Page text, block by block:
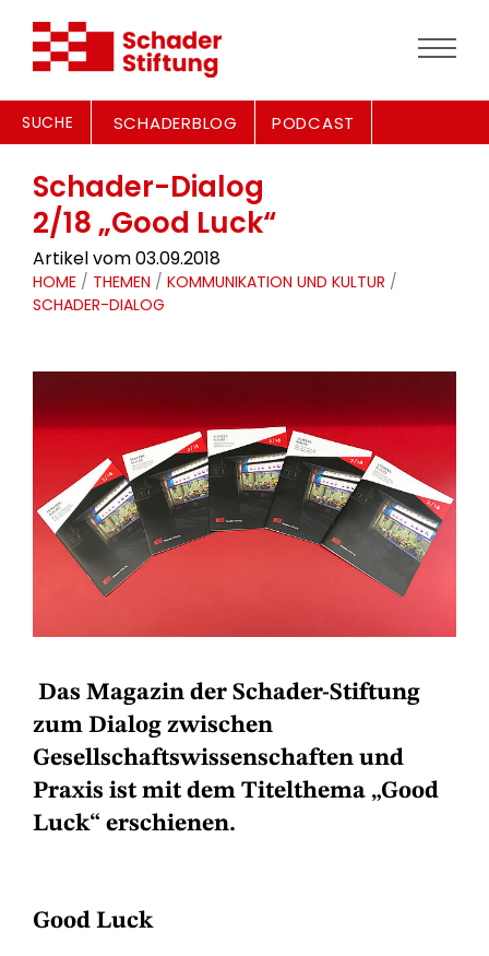
SUCHE SCHADERBLOG PODCAST
Schader-Dialog
2/18 „Good Luck“
Artikel vom 03.09.2018
HOME / THEMEN / KOMMUNIKATION UND KULTUR /
SCHADER-DIALOG
Das Magazin der Schader-Stiftung
zum Dialog zwischen
Gesellschaftswissenschaften und
Praxis ist mit dem Titelthema „Good
Luck“ erschienen.
Good Luck